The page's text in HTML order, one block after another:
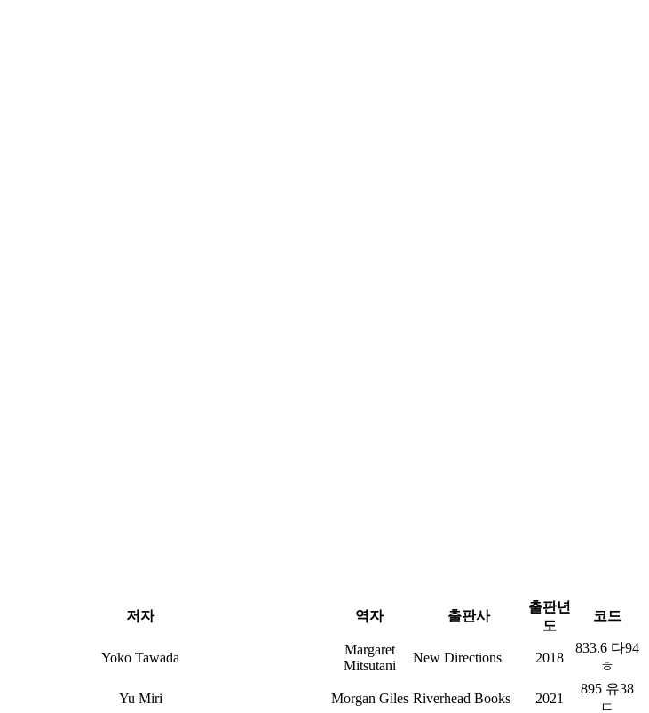
저자 역자 출판사
출판년
도
코드
Yoko Tawada
Margaret
Mitsutani
New Directions 2018
833.6 다94
ㅎ
Yu Miri Morgan Giles Riverhead Books 2021
895 유38
ㄷ